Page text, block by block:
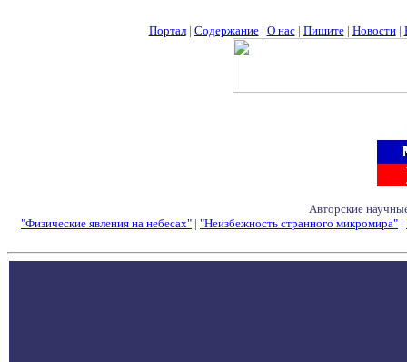
Портал| Содержание| О нас| Пишите| Новости|
Авторские
"Физические явления на небесах" | "Неизбежность странного микромира" |